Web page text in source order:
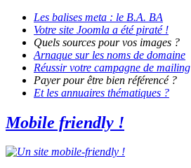
Les balises meta : le B.A. BA
Votre site Joomla a été piraté !
Quels sources pour vos images ?
Arnaque sur les noms de domaine
Réussir votre campagne de mailing
Payer pour être bien référencé ?
Et les annuaires thématiques ?
Mobile friendly !